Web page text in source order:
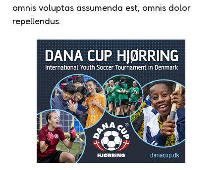
omnis voluptas assumenda est, omnis dolor
repellendus.